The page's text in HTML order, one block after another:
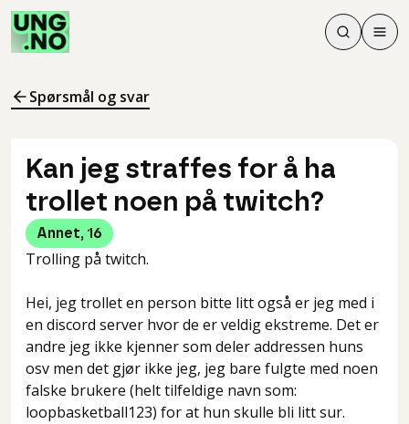
Søk
Søk
Meny
Spørsmål og svar
Kan jeg straffes for å ha
trollet noen på twitch?
Annet, 16
Trolling på twitch.
Hei, jeg trollet en person bitte litt også er jeg med i
en discord server hvor de er veldig ekstreme. Det er
andre jeg ikke kjenner som deler addressen huns
osv men det gjør ikke jeg, jeg bare fulgte med noen
falske brukere (helt tilfeldige navn som:
loopbasketball123) for at hun skulle bli litt sur.